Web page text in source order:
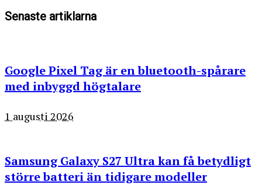
Senaste artiklarna
Google Pixel Tag är en bluetooth-spårare
med inbyggd högtalare
1 augusti 2026
Samsung Galaxy S27 Ultra kan få betydligt
större batteri än tidigare modeller